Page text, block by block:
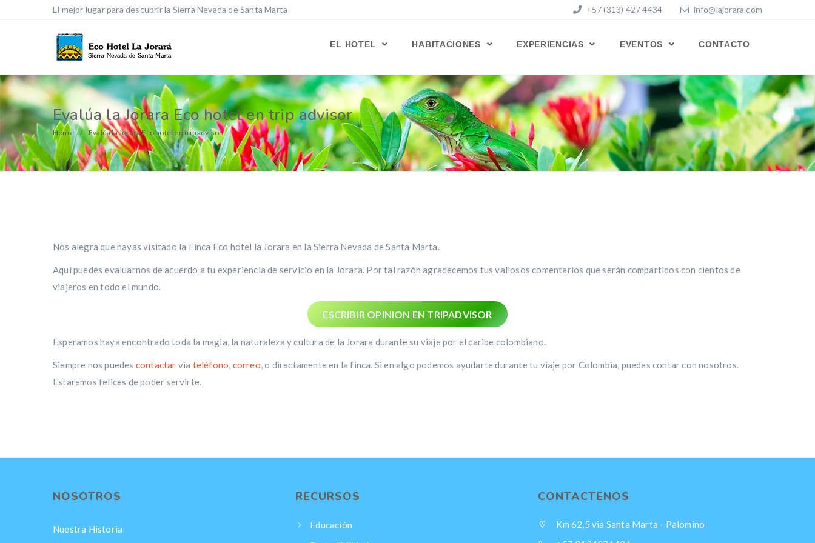
El mejor lugar para descubrir la Sierra Nevada de Santa Marta +57 (313) 427 4434 info@lajorara.com
EL HOTEL HABITACIONES EXPERIENCIAS EVENTOS CONTACTO
Evalúa la Jorara Eco hotel en trip advisor
Home Evalúa la Jorara Eco hotel en trip advisor
Nos alegra que hayas visitado la Finca Eco hotel la Jorara en la Sierra Nevada de Santa Marta.
Aquí puedes evaluarnos de acuerdo a tu experiencia de servicio en la Jorara. Por tal razón agradecemos tus valiosos comentarios que serán compartidos con cientos de
viajeros en todo el mundo.
ESCRIBIR OPINION EN TRIPADVISOR
Esperamos haya encontrado toda la magia, la naturaleza y cultura de la Jorara durante su viaje por el caribe colombiano.
Siempre nos puedes contactar via teléfono, correo, o directamente en la finca. Si en algo podemos ayudarte durante tu viaje por Colombia, puedes contar con nosotros.
Estaremos felices de poder servirte.
NOSOTROS
Nuestra Historia
RECURSOS
Educación
CONTACTENOS
Km 62,5 via Santa Marta - Palomino